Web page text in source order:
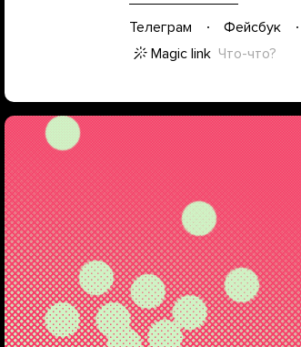
Телеграм Фейсбук
Magic link Что-что?